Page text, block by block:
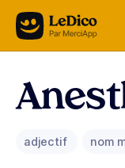
Aller au contenu
adjectif nom